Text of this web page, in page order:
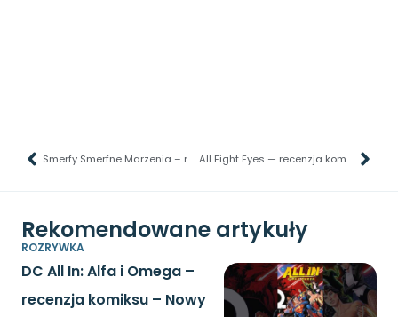
Smerfy Smerfne Marzenia – recenzja – All Eight Eyes — recenzja komiksu — Strach ma ośmioro oczu
Rekomendowane artykuły
ROZRYWKA
DC All In: Alfa i Omega –
recenzja komiksu – Nowy